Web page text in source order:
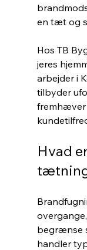
en tæt og
Hos TB
jeres
arbejder i
tilbyder
fremhæver
Hvad
begrænse
handler